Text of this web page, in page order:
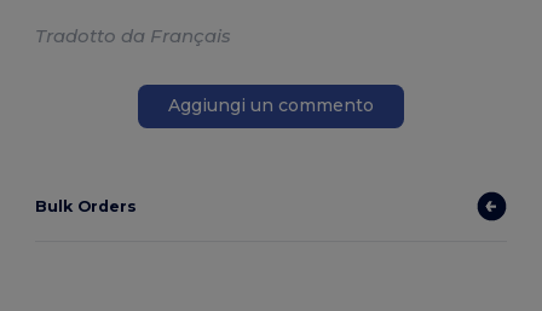
Tradotto da Français
Aggiungi un commento
Bulk Orders